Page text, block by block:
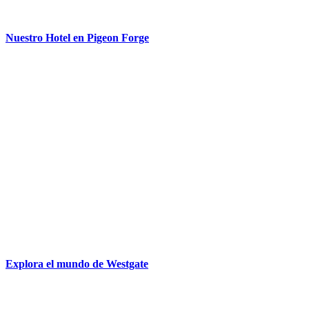
Nuestro Hotel en Pigeon Forge
Explora el mundo de Westgate